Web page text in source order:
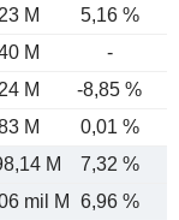
M
5,16 %
M -
M -8,85 %
M 0,01 %
M 7,32 %
mil M 6,96 %